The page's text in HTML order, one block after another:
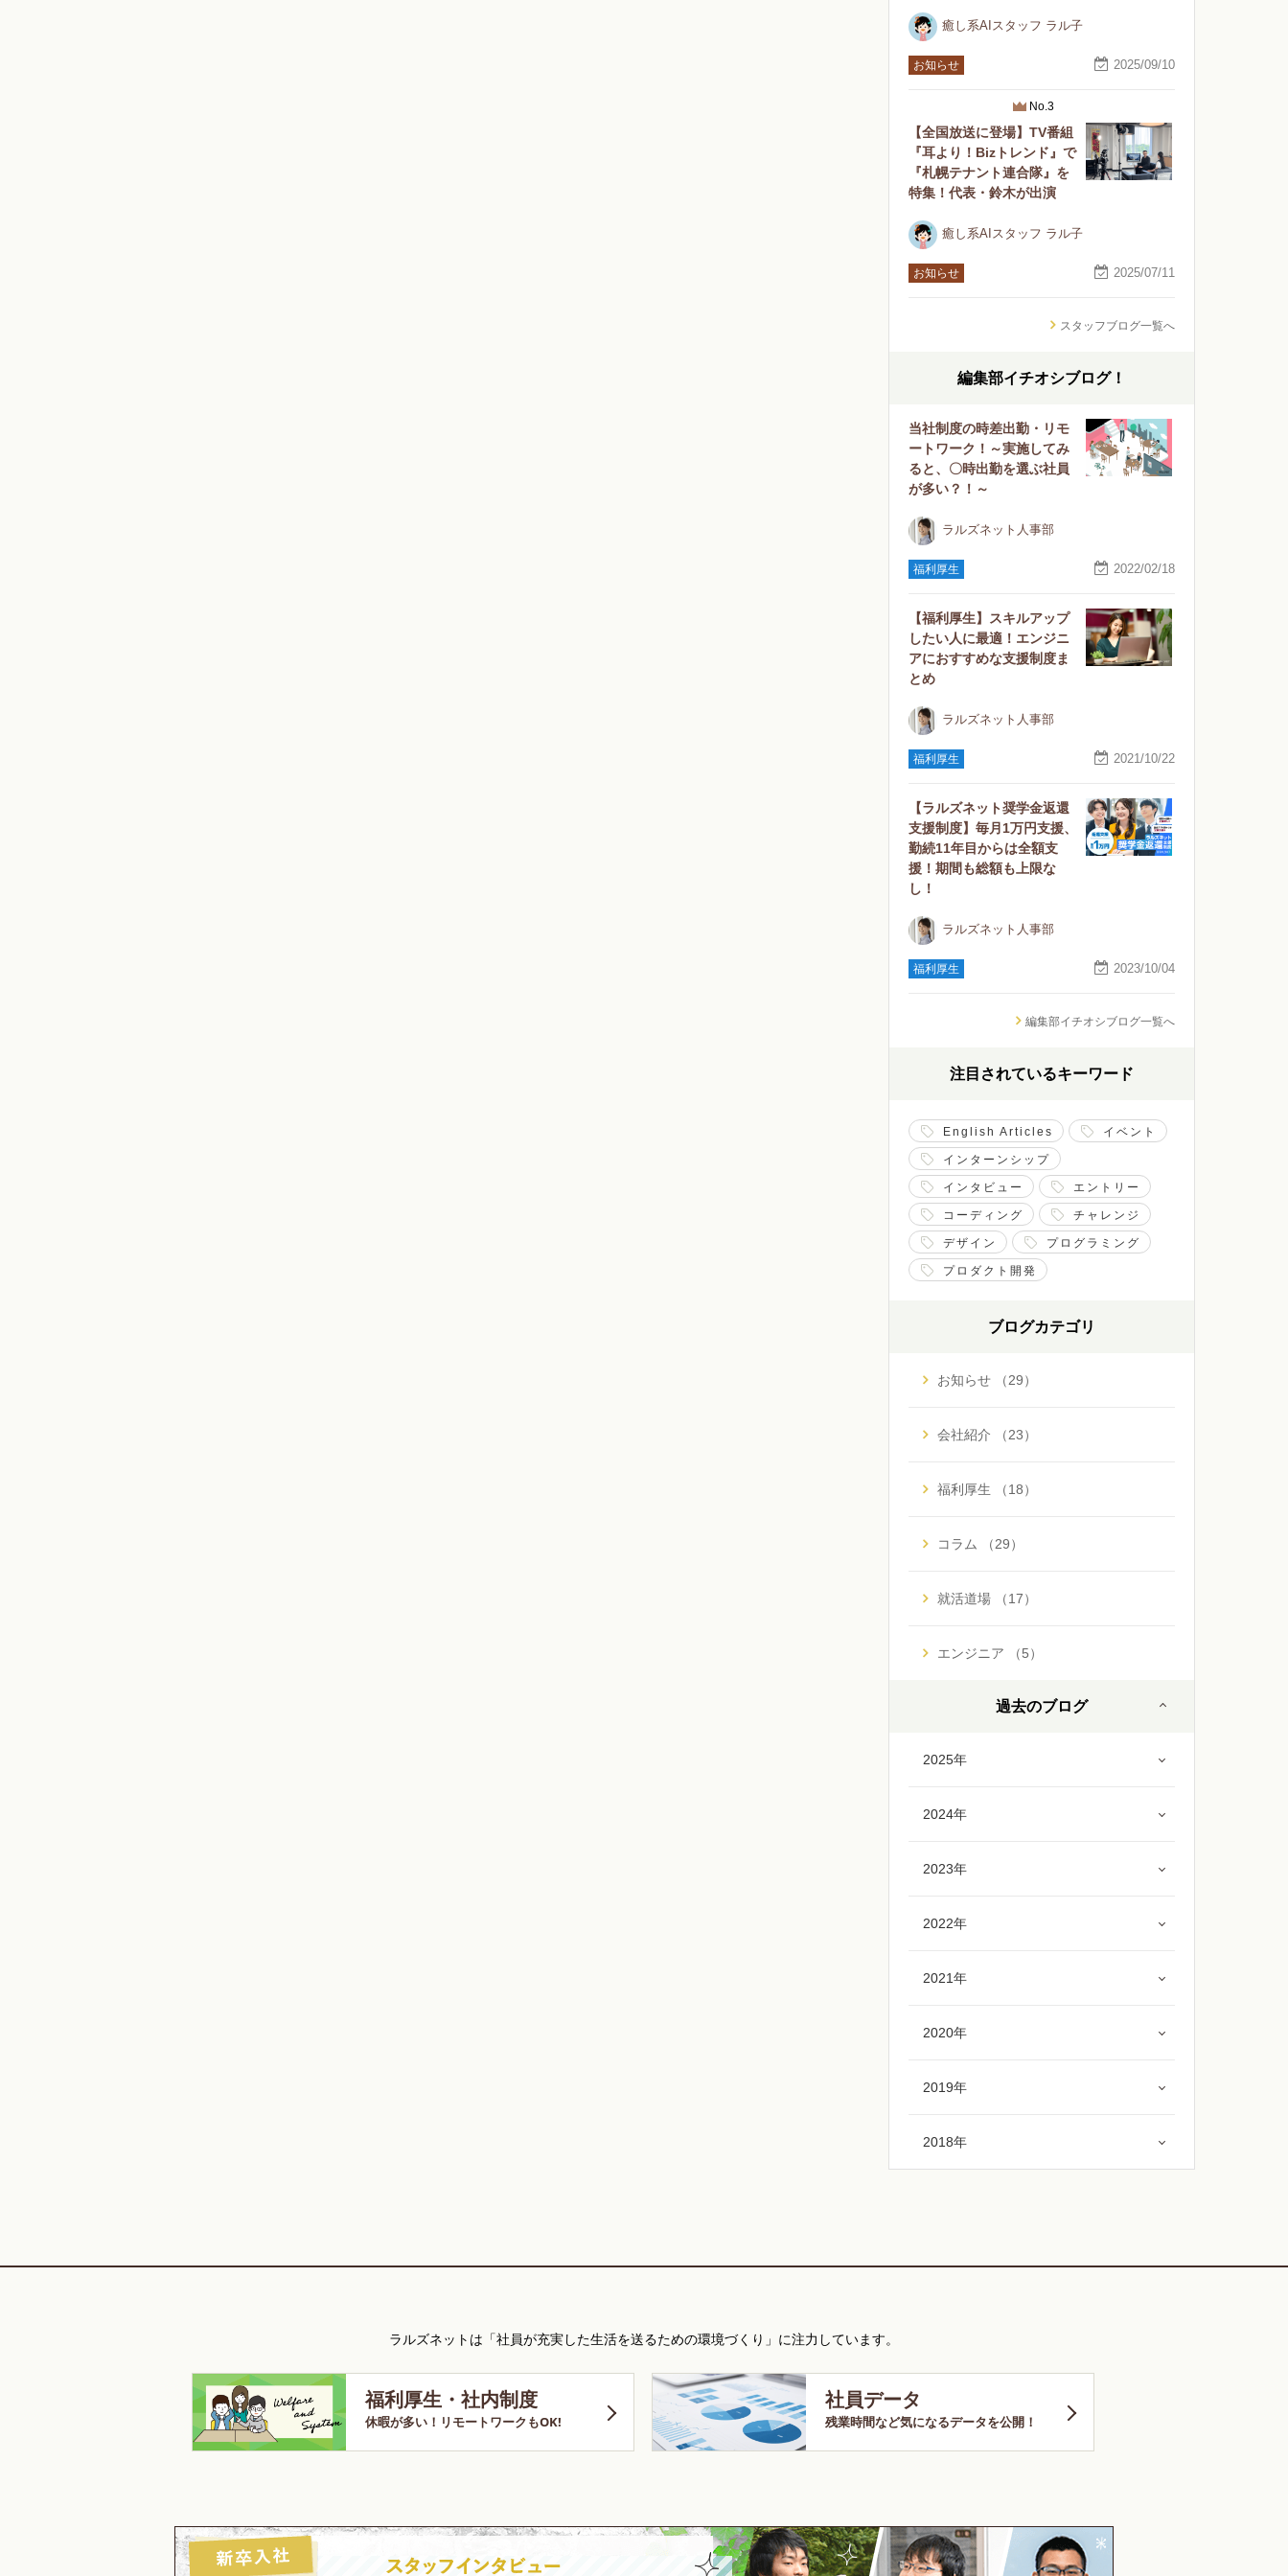
癒し系AIスタッフ ラル子
お知らせ 2025/09/10
No.3
【全国放送に登場】TV番組
『耳より！Bizトレンド』で
『札幌テナント連合隊』を
特集！代表・鈴木が出演
癒し系AIスタッフ ラル子
お知らせ 2025/07/11
スタッフブログ一覧へ
編集部イチオシブログ！
当社制度の時差出勤・リモ
ートワーク！～実施してみ
ると、〇時出勤を選ぶ社員
が多い？！～
ラルズネット人事部
福利厚生 2022/02/18
【福利厚生】スキルアップ
したい人に最適！エンジニ
アにおすすめな支援制度ま
とめ
ラルズネット人事部
福利厚生 2021/10/22
【ラルズネット奨学金返還
支援制度】毎月1万円支援、
勤続11年目からは全額支
援！期間も総額も上限な
し！
ラルズネット人事部
福利厚生 2023/10/04
編集部イチオシブログ一覧へ
注目されているキーワード
English Articles イベント
インターンシップ
インタビュー エントリー
コーディング チャレンジ
デザイン プログラミング
プロダクト開発
ブログカテゴリ
お知らせ （29）
会社紹介 （23）
福利厚生 （18）
コラム （29）
就活道場 （17）
エンジニア （5）
過去のブログ
2025年
2024年
2023年
2022年
2021年
2020年
2019年
2018年
ラルズネットは「社員が充実した生活を送るための環境づくり」に注力しています。
福利厚生・社内制度
休暇が多い！リモートワークもOK!
社員データ
残業時間など気になるデータを公開！